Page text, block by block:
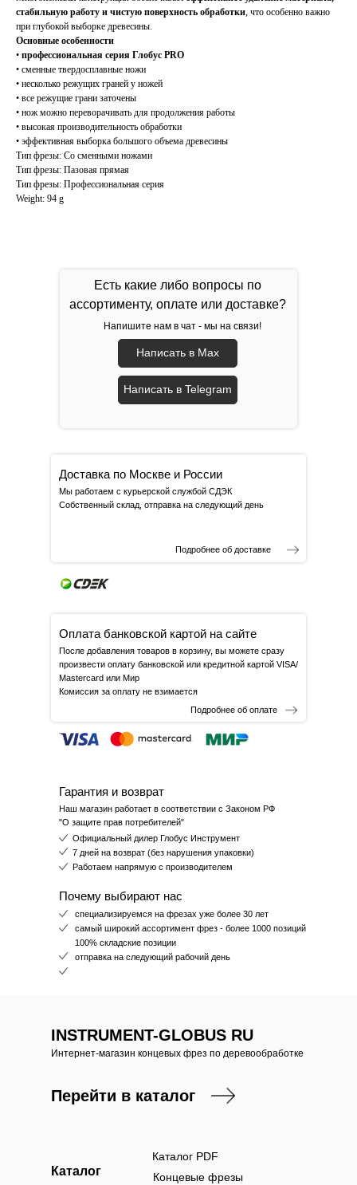
стабильную работу и чистую поверхность обработки , что особенно важно
при глубокой выборке древесины.
Основные особенности
• профессиональная серия Глобус PRO
• сменные твердосплавные ножи
• несколько режущих граней у ножей
• все режущие грани заточены
• нож можно переворачивать для продолжения работы
• высокая производительность обработки
• эффективная выборка большого объема древесины
Тип фрезы: Со сменными ножами
Тип фрезы: Пазовая прямая
Тип фрезы: Профессиональная серия
Weight: 94 g
Есть какие либо вопросы по
ассортименту, оплате или доставке?
Напишите нам в чат - мы на связи!
Написать в Max
Написать в Telegram
Доставка по Москве и России
Мы работаем с курьерской службой СДЭК
Собственный склад, отправка на следующий день
Подробнее об доставке
Оплата банковской картой на сайте
После добавления товаров в корзину, вы можете сразу
произвести оплату банковской или кредитной картой VISA/
Mastercard или Мир
Комиссия за оплату не взимается
Подробнее об оплате
Гарантия и возврат
Наш магазин работает в соответствии с Законом РФ
"О защите прав потребителей"
Почему выбирают нас
специализируемся на фрезах уже более 30 лет
самый широкий ассортимент фрез - более 1000 позиций
100% складские позиции
отправка на следующий рабочий день
Официальный дилер Глобус Инструмент
7 дней на возврат (без нарушения упаковки)
Работаем напрямую с производителем
Каталог Концевые фрезы
Каталог PDF
INSTRUMENT-GLOBUS RU
Интернет-магазин концевых фрез по деревообработке
Перейти в каталог